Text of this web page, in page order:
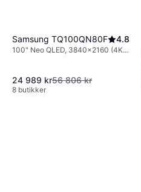
Samsung TQ100QN80F 4.8
100" Neo QLED, 3840x2160 (4K
24 989 kr56 806 kr
8 butikker